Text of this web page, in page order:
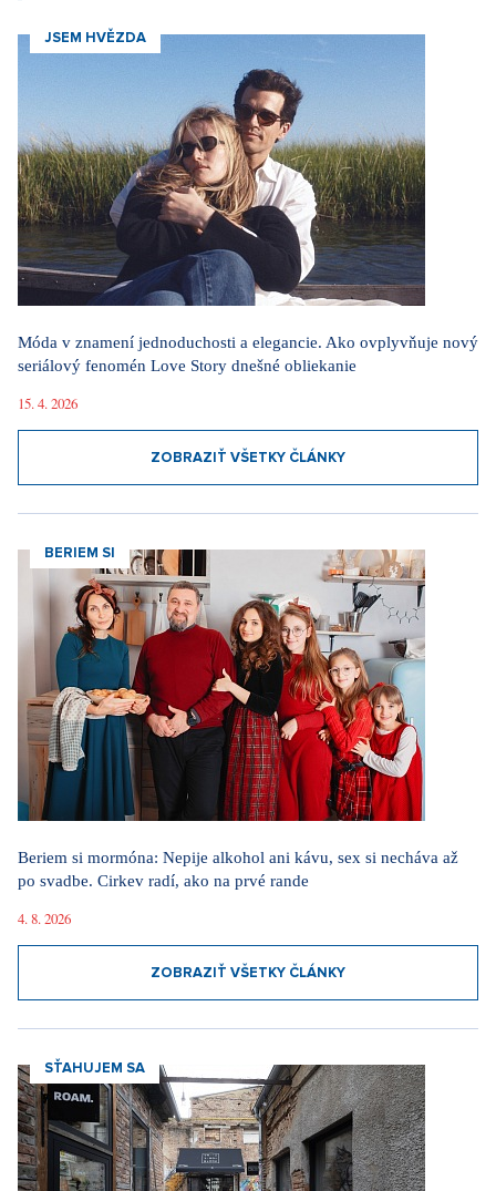
JSEM HVĚZDA
Móda v znamení jednoduchosti a elegancie. Ako ovplyvňuje nový
seriálový fenomén Love Story dnešné obliekanie
15. 4. 2026
ZOBRAZIŤ VŠETKY ČLÁNKY
BERIEM SI
Beriem si mormóna: Nepije alkohol ani kávu, sex si necháva až
po svadbe. Cirkev radí, ako na prvé rande
4. 8. 2026
ZOBRAZIŤ VŠETKY ČLÁNKY
SŤAHUJEM SA